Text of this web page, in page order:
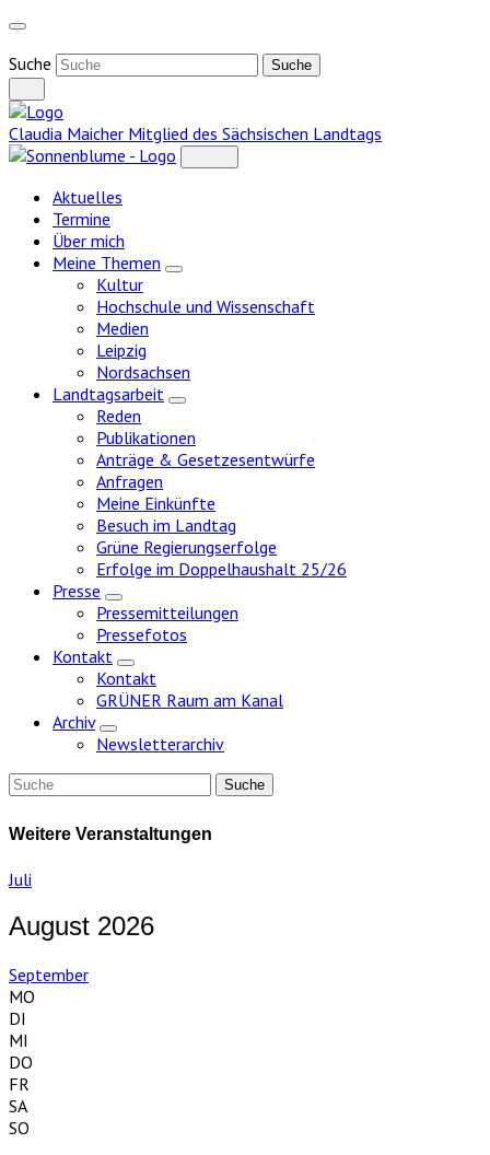
Weiter
Inhalt
Suche
Claudia Maicher Mitglied des Sächsischen Landtags
Aktuelles
Termine
Über mich
Meine Themen
Zeige
Kultur
Hochschule und Wissenschaft
Medien
Leipzig
Nordsachsen
Landtagsarbeit
Zeige
Reden
Publikationen
Anträge & Gesetzesentwürfe
Anfragen
Meine Einkünfte
Besuch im Landtag
Grüne Regierungserfolge
Erfolge im Doppelhaushalt 25/26
Presse
Zeige
Untermenü
Pressemitteilungen
Pressefotos
Kontakt
Zeige
Untermenü
Kontakt
GRÜNER Raum am Kanal
Archiv
Zeige
Untermenü
Newsletterarchiv
Weitere Veranstaltungen
Juli
August 2026
September
MO
DI
MI
DO
FR
SA
SO